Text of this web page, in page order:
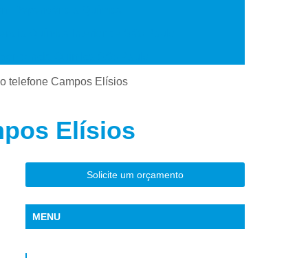
de Uso de Cocaína
de Uso de Drogas Sintéticas
de Uso de álcool
de Uso de Maconha
de Uso de Metanfetamina
de Uso de Substância
telefone Campos Elísios
Elísios
Solicite um orçamento
MENU